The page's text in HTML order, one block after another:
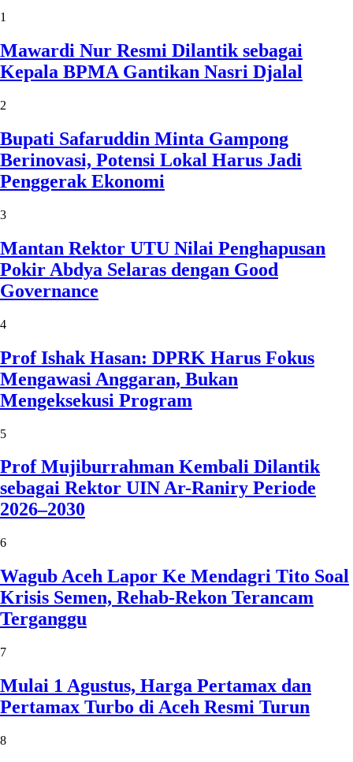
1
Mawardi Nur Resmi Dilantik sebagai
Kepala BPMA Gantikan Nasri Djalal
2
Bupati Safaruddin Minta Gampong
Berinovasi, Potensi Lokal Harus Jadi
Penggerak Ekonomi
3
Mantan Rektor UTU Nilai Penghapusan
Pokir Abdya Selaras dengan Good
Governance
4
Prof Ishak Hasan: DPRK Harus Fokus
Mengawasi Anggaran, Bukan
Mengeksekusi Program
5
Prof Mujiburrahman Kembali Dilantik
sebagai Rektor UIN Ar-Raniry Periode
2026–2030
6
Wagub Aceh Lapor Ke Mendagri Tito Soal
Krisis Semen, Rehab-Rekon Terancam
Terganggu
7
Mulai 1 Agustus, Harga Pertamax dan
Pertamax Turbo di Aceh Resmi Turun
8